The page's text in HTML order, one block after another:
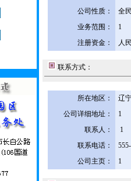
公司性质：
全
业务范围：
1
注册资金：
人
联系方式：
所在地区：
辽
公司详细地址：
1
联系人：
1
联系电话：
公司主页：
1